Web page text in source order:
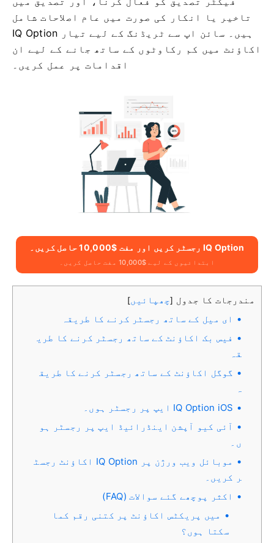
تاخیر یا انکار کی صورت میں عام اصلاحات شامل
ہیں۔ سائن اپ سے ٹریڈنگ کے لیے تیار IQ Option
اکاؤنٹ میں کم رکاوٹوں کے ساتھ جانے کے لیے ان
اقدامات پر عمل کریں۔
IQ Option رجسٹر کریں اور مفت $10,000 حاصل کریں۔
ابتدائیوں کے لیے $10,000 مفت حاصل کریں۔
مندرجات کا جدول [چھپائیں]
ای میل کے ساتھ رجسٹر کرنے کا طریقہ
فیس بک اکاؤنٹ کے ساتھ رجسٹر کرنے کا طری
قہ
گوگل اکاؤنٹ کے ساتھ رجسٹر کرنے کا طریق
IQ Option iOS ایپ پر رجسٹر ہوں۔
آئی کیو آپشن اینڈرائیڈ ایپ پر رجسٹر ہو
ں۔
موبائل ویب ورژن پر IQ Option اکاؤنٹ رجسٹ
ر کریں۔
اکثر پوچھے گئے سوالات (FAQ)
میں پریکٹس اکاؤنٹ پر کتنی رقم کما
سکتا ہوں؟